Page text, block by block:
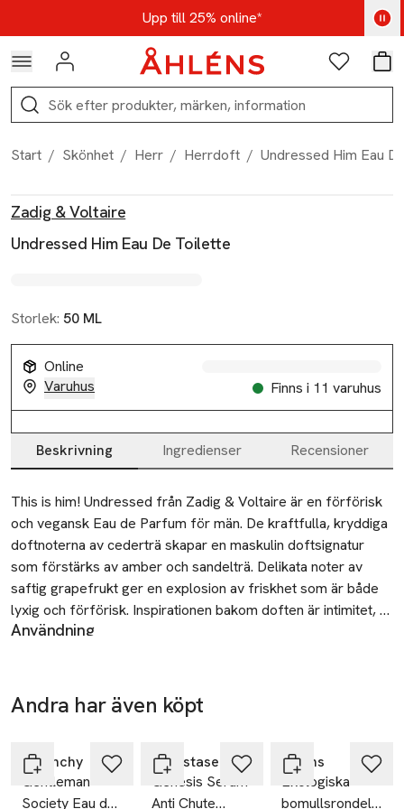
Hoppa till navigationsmenynUpp till 25% online*
Kod: AUG25 - Shoppa nu
Logga in Favoriter
Sök
Start / Skönhet / Herr / Herrdoft / Undressed Him Eau
Zadig & Voltaire
Undressed Him Eau De Toilette
Storlek: 50 ML
Online
Varuhus
Finns i 11 varuhus
Beskrivning Ingredienser Recensioner
Beskrivning
This is him! Undressed från Zadig & Voltaire är en förförisk
och vegansk Eau de Parfum för män. De kraftfulla, kryddiga
doftnoterna av cederträ skapar en maskulin doftsignatur
som förstärks av amber och sandelträ. Delikata noter av
saftig grapefrukt ger en explosion av friskhet som är både
lyxig och förförisk. Inspirationen bakom doften är intimitet,
närhet och sensuella minnen. Med This is Him! Undressed,
återknyta kontakten med dig själv samtidigt som du vågar
låta andra komma nära. Den här maskulina doften är för den
innerst inne är passionerad och oberoende. Han kommer ihåg
att göra det mesta av livets stunder.
Användning
SKU: 65715430
Andra har även köpt
Givenchy
Gentleman
Society Eau de
-25%
Kérastase
Genesis Serum
Anti Chute
Åhléns
Ekologiska
bomullsrondeller,